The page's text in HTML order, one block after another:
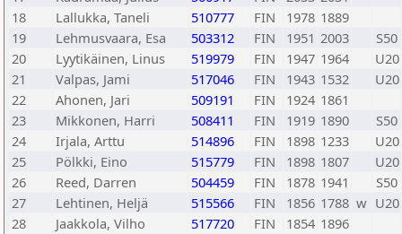
18
Lallukka, Taneli 510777 FIN 1978 1889
19
Lehmusvaara, Esa 503312 FIN 1951 2003
S50
20
Lyytikäinen, Linus 519979 FIN 1947 1964
U20
21
Valpas, Jami 517046 FIN 1943 1532
U20
22
Ahonen, Jari 509191 FIN 1924 1861
23
Mikkonen, Harri 508411 FIN 1919 1890
S50
24
Irjala, Arttu 514896 FIN 1898 1233
U20
25
Pölkki, Eino 515779 FIN 1898 1807
U20
26
Reed, Darren 504459 FIN 1878 1941
S50
27
Lehtinen, Heljä 515566 FIN 1856 1788 w U20
28
Jaakkola, Vilho 517720 FIN 1854 1896